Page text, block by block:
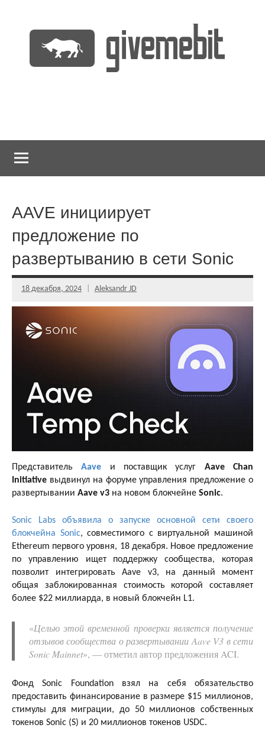
содержимому
AAVE инициирует
предложение по
развертыванию в сети Sonic
18 декабря, 2024 Aleksandr JD
ПредставительAave и поставщик услуг Aave Chan
Initiative выдвинул на форуме управления предложение о
развертывании Aave v3 на новом блокчейне Sonic.
Sonic Labs объявила о запуске основной сети своего
блокчейна Sonic, совместимого с виртуальной машиной
Ethereum первого уровня, 18 декабря. Новое предложение
по управлению ищет поддержку сообщества, которая
позволит интегрировать Aave v3, на данный момент
общая заблокированная стоимость которой составляет
более $22 миллиарда, в новый блокчейн L1.
«Целью этой временной проверки является получение
отзывов сообщества о развертывании Aave V3 в сети
Sonic Mainnet», — отметил автор предложения ACI.
Фонд Sonic Foundation взял на себя обязательство
предоставить финансирование в размере $15 миллионов,
стимулы для миграции, до 50 миллионов собственных
токенов Sonic (S) и 20 миллионов токенов USDC.